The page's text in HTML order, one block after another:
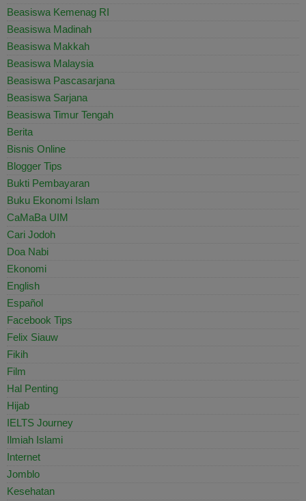
Beasiswa Kemenag RI
Beasiswa Madinah
Beasiswa Makkah
Beasiswa Malaysia
Beasiswa Pascasarjana
Beasiswa Sarjana
Beasiswa Timur Tengah
Berita
Bisnis Online
Blogger Tips
Bukti Pembayaran
Buku Ekonomi Islam
CaMaBa UIM
Cari Jodoh
Doa Nabi
Ekonomi
English
Español
Facebook Tips
Felix Siauw
Fikih
Film
Hal Penting
Hijab
IELTS Journey
Ilmiah Islami
Internet
Jomblo
Kesehatan